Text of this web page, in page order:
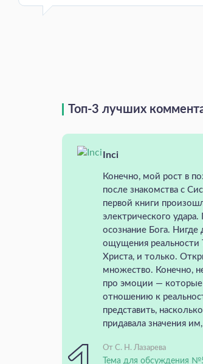
Топ-3 лучших
Inci
Конечно, мой рост в
после знакомства с
первой книги
электрического
осознание Бога.
ощущения реальности
Христа, и только.
множество. Конечно,
про эмоции — которые
отношению к
представить,
придавала значения
От С. Н. Лазарева
Тема для обсуждения